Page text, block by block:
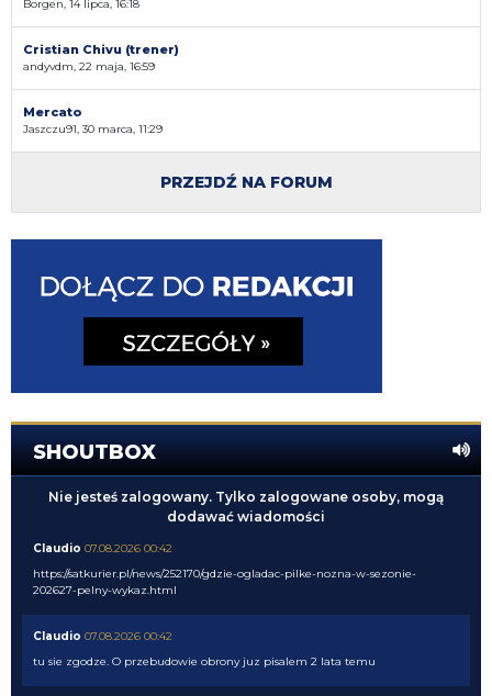
Borgen, 14 lipca, 16:18
Cristian Chivu (trener)
andyvdm, 22 maja, 16:59
Mercato
Jaszczu91, 30 marca, 11:29
PRZEJDŹ NA FORUM
SHOUTBOX
Nie jesteś zalogowany. Tylko zalogowane osoby, mogą
dodawać wiadomości
Claudio 07.08.2026 00:42
https://satkurier.pl/news/252170/gdzie-ogladac-pilke-nozna-w-sezonie-
202627-pelny-wykaz.html
Claudio 07.08.2026 00:42
tu sie zgodze. O przebudowie obrony juz pisalem 2 lata temu